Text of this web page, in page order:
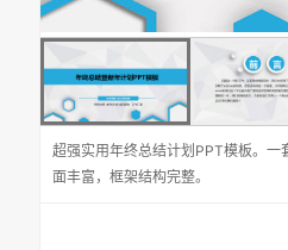
超强实用年终总结计划PPT模板。
面丰富，框架结构完整。